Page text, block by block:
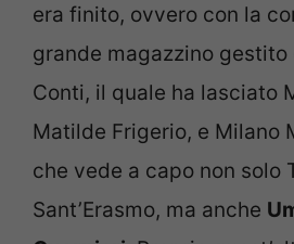
era finito, ovvero con la
grande magazzino
Conti, il quale ha lasciato
Matilde Frigerio, e Milano
che vede a capo non solo
Sant’Erasmo, ma anche